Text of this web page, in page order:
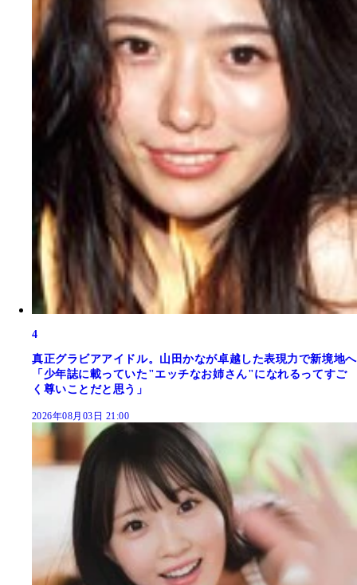
4
真正グラビアアイドル。山田かなが卓越した表現力で新境地へ
「少年誌に載っていた"エッチなお姉さん"になれるってすご
く尊いことだと思う」
2026年08月03日 21:00